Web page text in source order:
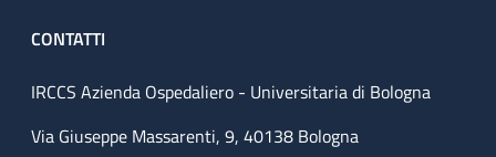
CONTATTI
IRCCS Azienda Ospedaliero - Universitaria di Bologna
Via Giuseppe Massarenti, 9, 40138 Bologna